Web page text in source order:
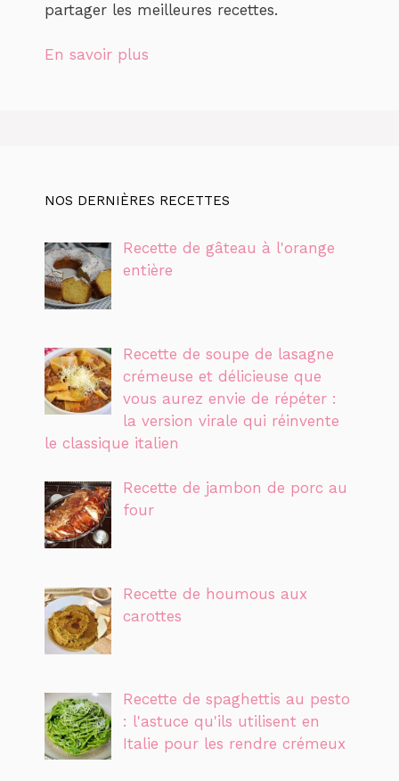
partager les meilleures recettes.
En savoir plus
NOS DERNIÈRES RECETTES
Recette de gâteau à l'orange
entière
Recette de soupe de lasagne
crémeuse et délicieuse que
vous aurez envie de répéter :
la version virale qui réinvente
le classique italien
Recette de jambon de porc au
four
Recette de houmous aux
carottes
Recette de spaghettis au pesto
: l'astuce qu'ils utilisent en
Italie pour les rendre crémeux